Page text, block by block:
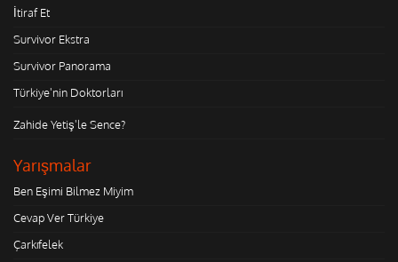
İtiraf Et
Survivor Ekstra
Survivor Panorama
Türkiye'nin Doktorları
Zahide Yetiş'le Sence?
Yarışmalar
Ben Eşimi Bilmez Miyim
Cevap Ver Türkiye
Çarkıfelek